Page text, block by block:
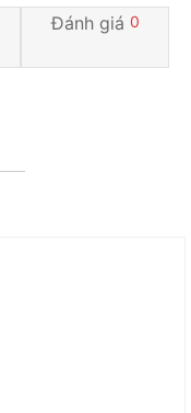
Đánh giá 0